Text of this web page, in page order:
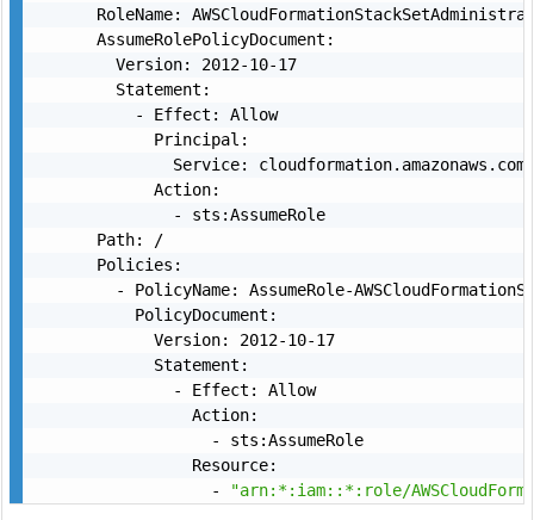
RoleName:
      AssumeRolePolicyDocument:
        Version: 2012-10-17
        Statement:
          - Effect: Allow
            Principal:
              Service: cloudformation.amazonaws.com
            Action:
              - sts:AssumeRole
      Path: /
      Policies:
- PolicyName: AssumeRole-
          PolicyDocument:
            Version: 2012-10-17
            Statement:
              - Effect: Allow
                Action:
                  - sts:AssumeRole
                Resource:
                  -
"arn:*:iam::*:role/